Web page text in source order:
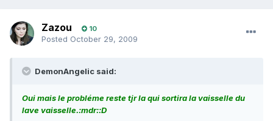
Zazou 10
Posted October 29, 2009
DemonAngelic said:
Oui mais le probléme reste tjr la qui sortira la vaisselle du
lave vaisselle.:mdr::D